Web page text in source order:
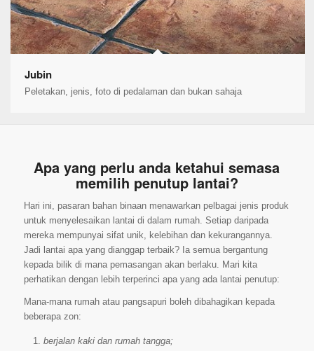
Jubin
Peletakan, jenis, foto di pedalaman dan bukan sahaja
Apa yang perlu anda ketahui semasa
memilih penutup lantai?
Hari ini, pasaran bahan binaan menawarkan pelbagai jenis produk
untuk menyelesaikan lantai di dalam rumah. Setiap daripada
mereka mempunyai sifat unik, kelebihan dan kekurangannya.
Jadi lantai apa yang dianggap terbaik? Ia semua bergantung
kepada bilik di mana pemasangan akan berlaku. Mari kita
perhatikan dengan lebih terperinci apa yang ada lantai penutup:
Mana-mana rumah atau pangsapuri boleh dibahagikan kepada
beberapa zon:
berjalan kaki dan rumah tangga;